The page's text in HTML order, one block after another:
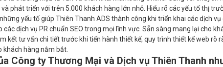
phát triển với trên 5.000 khách hàng lớn nhỏ. Hiểu rõ các yếu tố thị
yếu tố giúp Thiên Thanh ADS thành công khi triển khai các dịch vụ
các dịch vụ PR chuẩn SEO trong mọi lĩnh vực. Sẵn sàng mang lại cho
kết tư vấn chi tiết trước khi tiến hành thiết kế, quy trình thiết kế web rõ
khách hàng nắm bắt.
Công ty Thương Mại và Dịch vụ Thiên Thanh